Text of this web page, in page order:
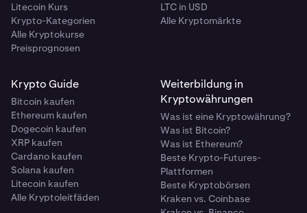
Litecoin Kurs
Krypto-Kategorien
Alle Kryptokurse
Preisprognosen
LTC in USD
Alle Kryptomärkte
Krypto Guide
Bitcoin kaufen
Ethereum kaufen
Dogecoin kaufen
XRP kaufen
Cardano kaufen
Solana kaufen
Litecoin kaufen
Alle Kryptoleitfäden
Weiterbildung in
Kryptowährungen
Was ist eine Kryptowährung?
Was ist Bitcoin?
Was ist Ethereum?
Beste Krypto-Futures-
Plattformen
Beste Kryptobörsen
Kraken vs. Coinbase